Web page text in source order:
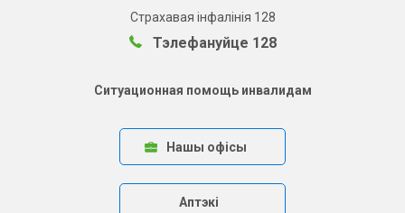
Страхавая інфалінія 128
Тэлефануйце 128
Ситуационная помощь инвалидам
Нашы офісы
Аптэкі